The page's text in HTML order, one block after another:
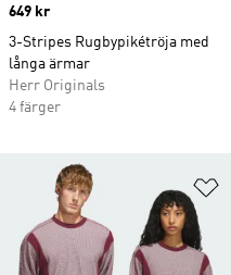
Price
649 kr
3-Stripes Rugbypikétröja med
långa ärmar
Herr Originals
4 färger